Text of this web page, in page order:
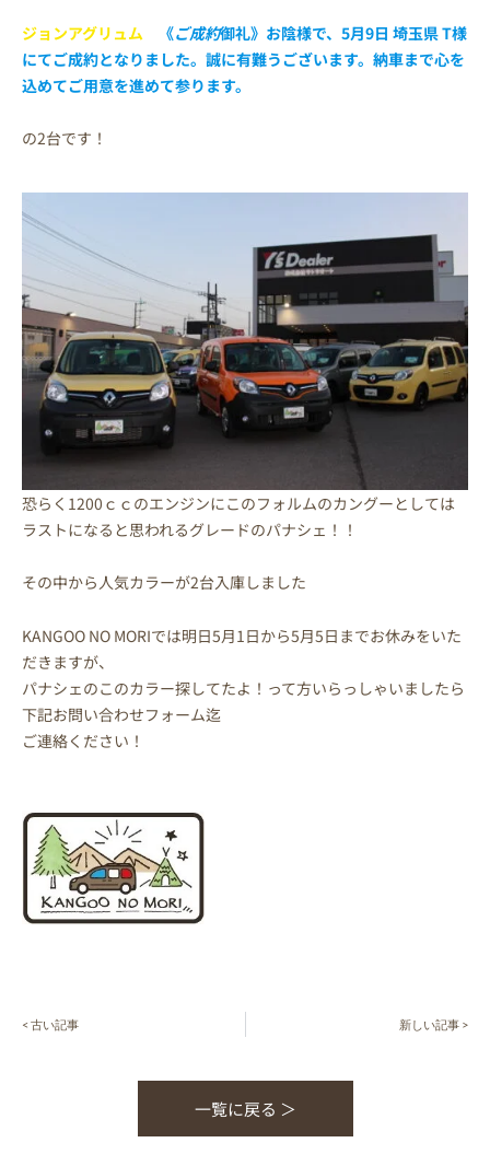
ジョンアグリュム 《ご成約御礼》お陰様で、5月9日 埼玉県 T様
にてご成約となりました。誠に有難うございます。納車まで心を
込めてご用意を進めて参ります。
の2台です！
恐らく1200ｃｃのエンジンにこのフォルムのカングーとしては
ラストになると思われるグレードのパナシェ！！
その中から人気カラーが2台入庫しました
KANGOO NO MORIでは明日5月1日から5月5日までお休みをいた
だきますが、
パナシェのこのカラー探してたよ！って方いらっしゃいましたら
下記お問い合わせフォーム迄
ご連絡ください！
< 古い記事 新しい記事 >
一覧に戻る ＞